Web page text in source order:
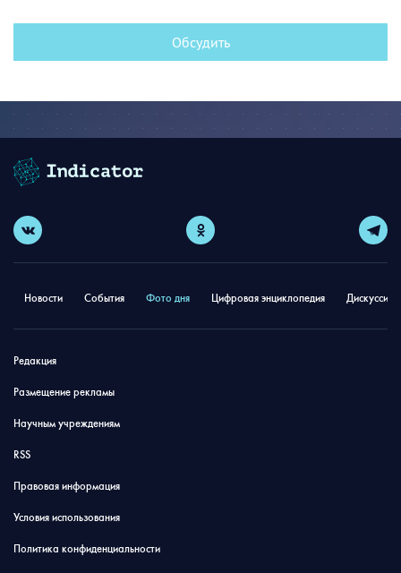
Обсудить
Новости События Фото дня Цифровая энциклопедия
Редакция
Размещение рекламы
Научным учреждениям
RSS
Правовая информация
Условия использования
Политика конфиденциальности